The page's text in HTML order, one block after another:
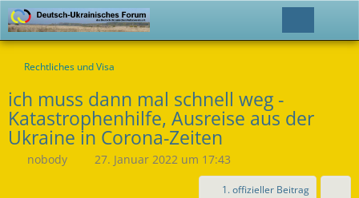
Rechtliches und Visa
ich muss dann mal schnell weg -
Katastrophenhilfe, Ausreise aus der
Ukraine in Corona-Zeiten
nobody 27. Januar 2022 um 17:43
1. offizieller Beitrag